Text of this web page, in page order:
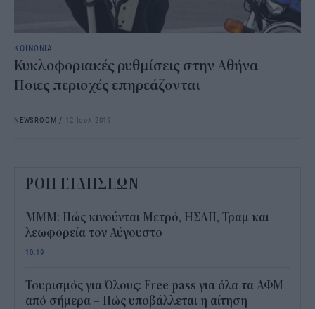
ΚΟΙΝΩΝΙΑ
Κυκλοφοριακές ρυθμίσεις στην Αθήνα -
Ποιες περιοχές επηρεάζονται
NEWSROOM / 12 Ιουλ 2019
ΡΟΗ ΕΙΔΗΣΕΩΝ
ΜΜΜ: Πώς κινούνται Μετρό, ΗΣΑΠ, Τραμ και
λεωφορεία τον Αύγουστο
10:19
Τουρισμός για Όλους: Free pass για όλα τα ΑΦΜ
από σήμερα – Πώς υποβάλλεται η αίτηση